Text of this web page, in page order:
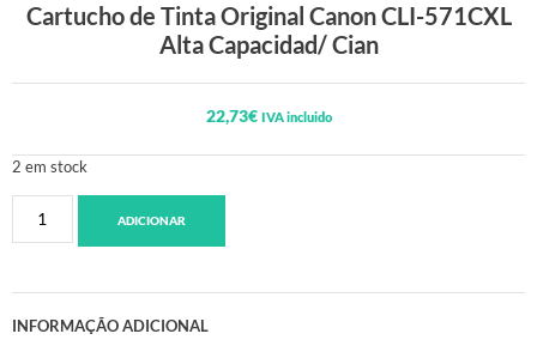
Cartucho de Tinta Original Canon CLI-571CXL
Alta Capacidad/ Cian
22,73€ IVA incluido
2 em stock
ADICIONAR
INFORMAÇÃO ADICIONAL